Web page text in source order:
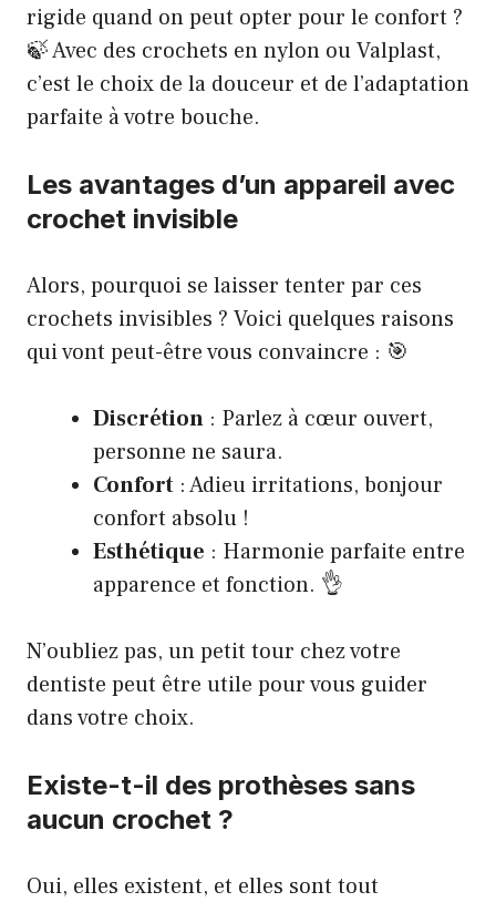
rigide quand on peut opter pour le confort ?
🍃 Avec des crochets en nylon ou Valplast,
c’est le choix de la douceur et de l’adaptation
parfaite à votre bouche.
Les avantages d’un appareil avec
crochet invisible
Alors, pourquoi se laisser tenter par ces
crochets invisibles ? Voici quelques raisons
qui vont peut-être vous convaincre : 🎯
Discrétion : Parlez à cœur ouvert,
personne ne saura.
Confort : Adieu irritations, bonjour
confort absolu !
Esthétique : Harmonie parfaite entre
apparence et fonction. 👌
N’oubliez pas, un petit tour chez votre
dentiste peut être utile pour vous guider
dans votre choix.
Existe-t-il des prothèses sans
aucun crochet ?
Oui, elles existent, et elles sont tout